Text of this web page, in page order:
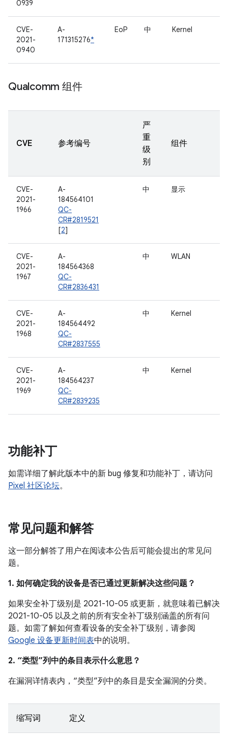
0939
CVE-
2021-
0940
A-
171315276*
EoP 中 Kernel
Qualcomm 组件
CVE 参考编号
严
重
级
别
组件
CVE-
2021-
1966
A-
184564101
QC-
CR#2819521
[2]
中 显示
CVE-
2021-
1967
A-
184564368
QC-
CR#2836431
中 WLAN
CVE-
2021-
1968
A-
184564492
QC-
CR#2837555
中 Kernel
CVE-
2021-
1969
A-
184564237
QC-
CR#2839235
中 Kernel
功能补丁
如需详细了解此版本中的新 bug 修复和功能补丁，请访问
Pixel 社区论坛。
常见问题和解答
这一部分解答了用户在阅读本公告后可能会提出的常见问
题。
1. 如何确定我的设备是否已通过更新解决这些问题？
如果安全补丁级别是 2021-10-05 或更新，就意味着已解决
2021-10-05 以及之前的所有安全补丁级别涵盖的所有问
题。如需了解如何查看设备的安全补丁级别，请参阅
Google 设备更新时间表中的说明。
2. “类型”列中的条目表示什么意思？
在漏洞详情表内，“类型”列中的条目是安全漏洞的分类。
缩写词 定义